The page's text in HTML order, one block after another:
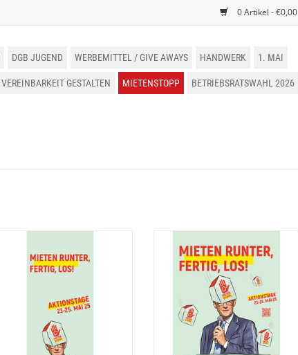
0 Artikel - €0,00
DGB JUGEND WERBEMITTEL / GIVE AWAYS HANDWERK 1. MAI
VEREINBARKEIT GESTALTEN MIETENSTOPP BETRIEBSRATSWAHL 2026
ZUM WARENKORB HINZUFÜGEN
ZUM WARENKORB HINZUFÜGEN